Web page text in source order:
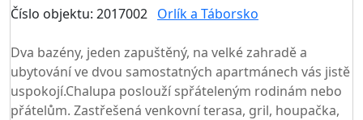
Číslo objektu: 2017002 Orlík a Táborsko
Dva bazény, jeden zapuštěný, na velké zahradě a
ubytování ve dvou samostatných apartmánech vás jistě
uspokojí.Chalupa poslouží spřáteleným rodinám nebo
přátelům. Zastřešená venkovní terasa, gril, houpačka,